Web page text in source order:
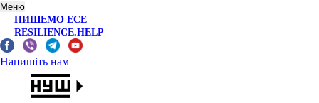
Меню
ПИШЕМО ЕСЕ
RESILIENCE.HELP
Напишіть нам